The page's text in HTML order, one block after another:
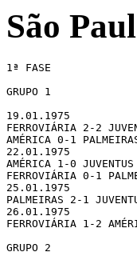
São
1ª FASE
GRUPO 1
19.01.1975
FERROVIÁRIA 2-2
AMÉRICA 0-1
22.01.1975
AMÉRICA 1-0 JUVENTUS
FERROVIÁRIA 0-1
25.01.1975
PALMEIRAS 2-1
26.01.1975
FERROVIÁRIA 1-2
GRUPO 2